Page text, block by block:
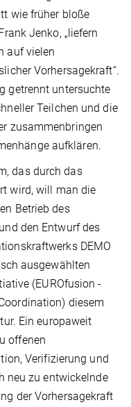
wie früher bloße
Jenko, „liefern
auf vielen
Vorhersagekraft“.
getrennt untersuchte
Teilchen und die
zusammenbringen
aufklären.
das durch das
wird, will man die
Betrieb des
den Entwurf des
DEMO
ausgewählten
(EUROfusion -
diesem
Ein europaweit
offenen
Verifizierung und
neu zu entwickelnde
der Vorhersagekraft